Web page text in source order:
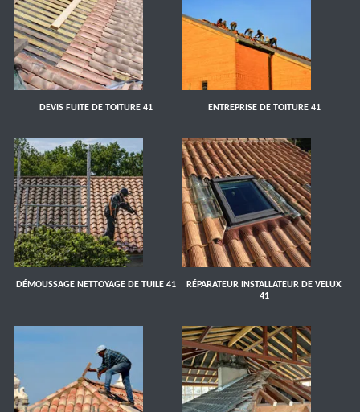
DEVIS FUITE DE TOITURE 41 ENTREPRISE DE TOITURE 41
DÉMOUSSAGE NETTOYAGE DE TUILE 41
RÉPARATEUR INSTALLATEUR DE VELUX
41